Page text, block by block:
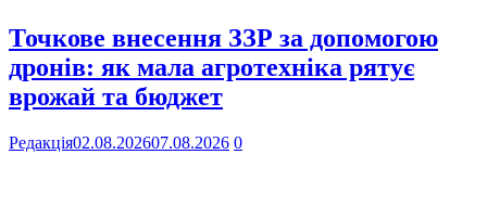
Точкове внесення ЗЗР за допомогою
дронів: як мала агротехніка рятує
врожай та бюджет
Редакція02.08.202607.08.2026 0